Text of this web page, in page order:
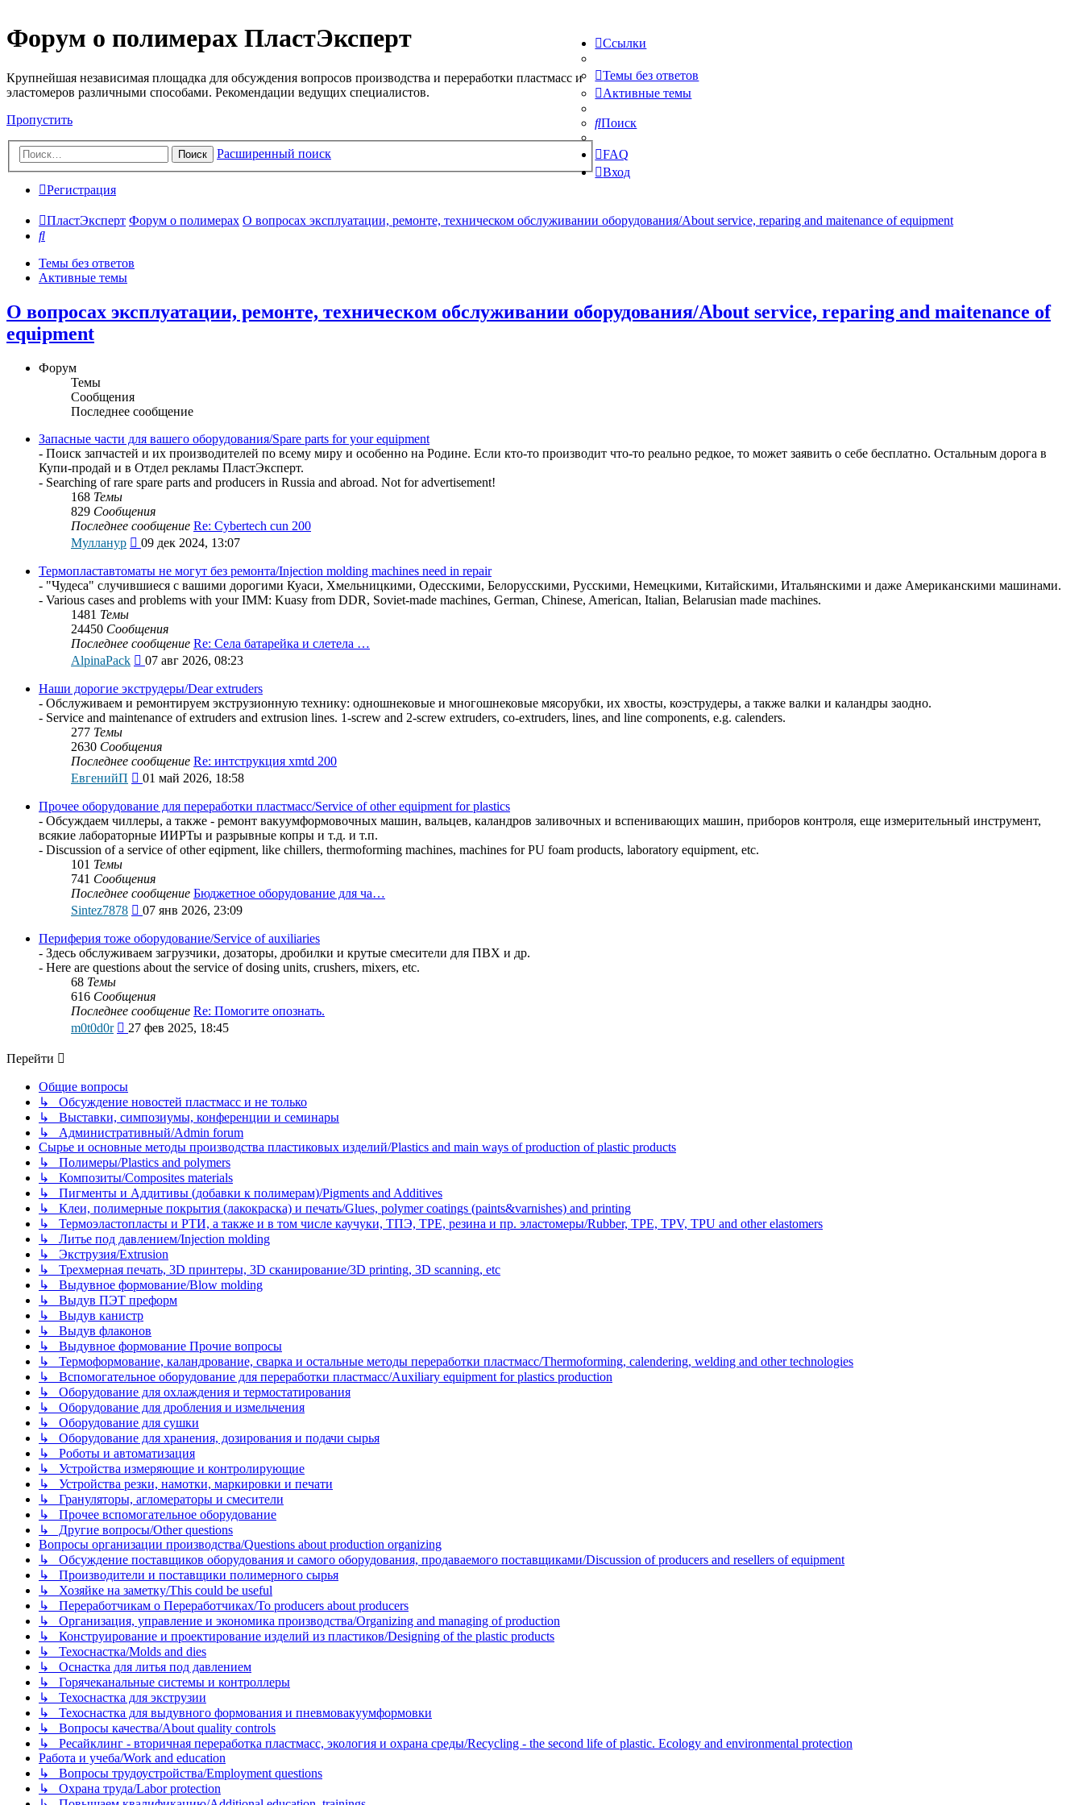
Форум о полимерах ПластЭксперт
Крупнейшая независимая площадка для обсуждения вопросов производства и переработки пластмасс и
эластомеров различными способами. Рекомендации ведущих специалистов.
Пропустить
Поиск Расширенный поиск
Ссылки
Темы без ответов
Активные темы
Поиск
FAQ
Вход
Регистрация
ПластЭксперт Форум о полимерах О вопросах эксплуатации, ремонте, техническом обслуживании оборудования/About service, reparing and maitenance of equipment
Поиск
Темы без ответов
Активные темы
О вопросах эксплуатации, ремонте, техническом обслуживании оборудования/About service, reparing and maitenance of
equipment
Форум
Темы
Сообщения
Последнее сообщение
Запасные части для вашего оборудования/Spare parts for your equipment
- Поиск запчастей и их производителей по всему миру и особенно на Родине. Если кто-то производит что-то реально редкое, то может заявить о себе бесплатно. Остальным дорога в
Купи-продай и в Отдел рекламы ПластЭксперт.
- Searching of rare spare parts and producers in Russia and abroad. Not for advertisement!
168 Темы
829 Сообщения
Последнее сообщение Re: Cybertech cun 200
Мулланур
Перейти
последнему
сообщению
09 дек 2024, 13:07
Термопластавтоматы не могут без ремонта/Injection molding machines need in repair
- "Чудеса" случившиеся с вашими дорогими Куаси, Хмельницкими, Одесскими, Белорусскими, Русскими, Немецкими, Китайскими, Итальянскими и даже Американскими машинами.
- Various cases and problems with your IMM: Kuasy from DDR, Soviet-made machines, German, Chinese, American, Italian, Belarusian made machines.
1481 Темы
24450 Сообщения
Последнее сообщение Re: Села батарейка и слетела …
AlpinaPack
Перейти
последнему
сообщению
07 авг 2026, 08:23
Наши дорогие экструдеры/Dear extruders
- Обслуживаем и ремонтируем экструзионную технику: одношнековые и многошнековые мясорубки, их хвосты, коэструдеры, а также валки и каландры заодно.
- Service and maintenance of extruders and extrusion lines. 1-screw and 2-screw extruders, co-extruders, lines, and line components, e.g. calenders.
277 Темы
2630 Сообщения
Последнее сообщение Re: интструкция xmtd 200
ЕвгенийП
Перейти
последнему
сообщению
01 май 2026, 18:58
Прочее оборудование для переработки пластмасс/Service of other equipment for plastics
- Обсуждаем чиллеры, а также - ремонт вакуумформовочных машин, вальцев, каландров заливочных и вспенивающих машин, приборов контроля, еще измерительный инструмент,
всякие лабораторные ИИРТы и разрывные копры и т.д. и т.п.
- Discussion of a service of other eqipment, like chillers, thermoforming machines, machines for PU foam products, laboratory equipment, etc.
101 Темы
741 Сообщения
Последнее сообщение Бюджетное оборудование для ча…
Sintez7878
Перейти
последнему
сообщению
07 янв 2026, 23:09
Периферия тоже оборудование/Service of auxiliaries
- Здесь обслуживаем загрузчики, дозаторы, дробилки и крутые смесители для ПВХ и др.
- Here are questions about the service of dosing units, crushers, mixers, etc.
68 Темы
616 Сообщения
Последнее сообщение Re: Помогите опознать.
m0t0d0r
Перейти
27 фев 2025, 18:45
Перейти
Общие вопросы
↳ Обсуждение новостей пластмасс и не только
↳ Выставки, симпозиумы, конференции и семинары
↳ Административный/Admin forum
Сырье и основные методы производства пластиковых изделий/Plastics and main ways of production of plastic products
↳ Полимеры/Plastics and polymers
↳ Композиты/Сomposites materials
↳ Пигменты и Аддитивы (добавки к полимерам)/Pigments and Additives
↳ Клеи, полимерные покрытия (лакокраска) и печать/Glues, polymer coatings (paints&varnishes) and printing
↳ Термоэластопласты и РТИ, а также и в том числе каучуки, ТПЭ, TPE, резина и пр. эластомеры/Rubber, TPE, TPV, TPU and other elastomers
↳ Литье под давлением/Injection molding
↳ Экструзия/Extrusion
↳ Трехмерная печать, 3D принтеры, 3D сканирование/3D printing, 3D scanning, etc
↳ Выдувное формование/Blow molding
↳ Выдув ПЭТ преформ
↳ Выдув канистр
↳ Выдув флаконов
↳ Выдувное формование Прочие вопросы
↳ Термоформование, каландрование, сварка и остальные методы переработки пластмасс/Thermoforming, calendering, welding and other technologies
↳ Вспомогательное оборудование для переработки пластмасс/Auxiliary equipment for plastics production
↳ Оборудование для охлаждения и термостатирования
↳ Оборудование для дробления и измельчения
↳ Оборудование для сушки
↳ Оборудование для хранения, дозирования и подачи сырья
↳ Роботы и автоматизация
↳ Устройства измеряющие и контролирующие
↳ Устройства резки, намотки, маркировки и печати
↳ Грануляторы, агломераторы и смесители
↳ Прочее вспомогательное оборудование
↳ Другие вопросы/Other questions
Вопросы организации производства/Questions about production organizing
↳ Обсуждение поставщиков оборудования и самого оборудования, продаваемого поставщиками/Discussion of producers and resellers of equipment
↳ Производители и поставщики полимерного сырья
↳ Хозяйке на заметку/This could be useful
↳ Переработчикам о Переработчиках/To producers about producers
↳ Организация, управление и экономика производства/Organizing and managing of production
↳ Конструирование и проектирование изделий из пластиков/Designing of the plastic products
↳ Техоснастка/Molds and dies
↳ Оснастка для литья под давлением
↳ Горячеканальные системы и контроллеры
↳ Техоснастка для экструзии
↳ Техоснастка для выдувного формования и пневмовакуумформовки
↳ Вопросы качества/About quality controls
↳ Ресайклинг - вторичная переработка пластмасс, экология и охрана среды/Recycling - the second life of plastic. Ecology and environmental protection
Работа и учеба/Work and education
↳ Вопросы трудоустройства/Employment questions
↳ Охрана труда/Labor protection